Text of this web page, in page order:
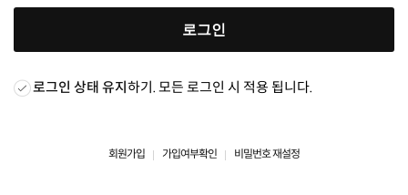
로그인
로그인 상태 유지하기. 모든 로그인 시 적용 됩니다.
회원가입 가입여부확인 비밀번호 재설정